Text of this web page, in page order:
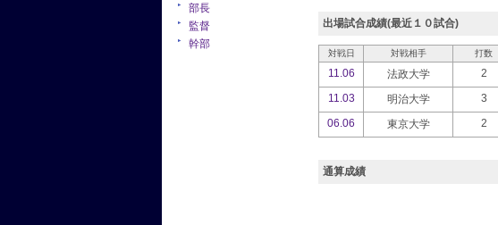
部長
監督
幹部
出場試合成績(最近１０試合)
対戦日 対戦相手 打数
11.06 法政大学 2
11.03
明治大学 3
06.06
東京大学 2
通算成績